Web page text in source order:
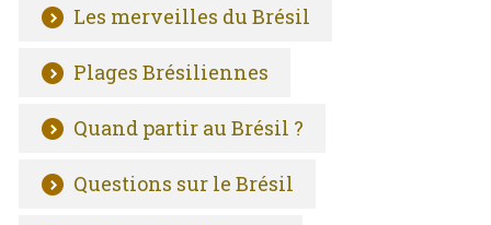
Les merveilles du Brésil
Plages Brésiliennes
Quand partir au Brésil ?
Questions sur le Brésil